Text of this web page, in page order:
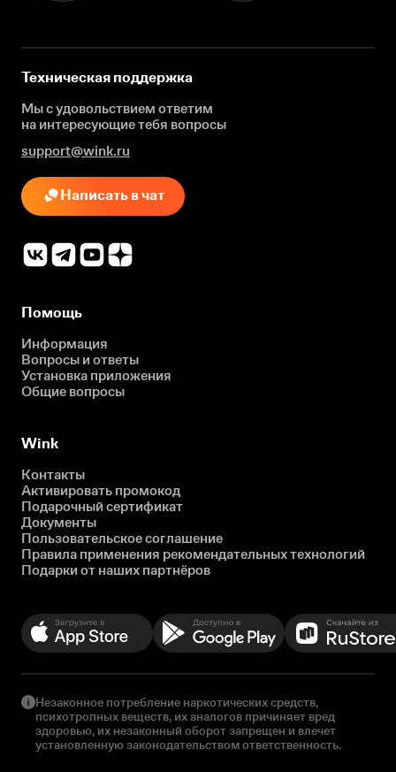
Техническая поддержка
Мы с удовольствием ответим
на интересующиетебя вопросы
support@wink.ru
Написать в чат
Помощь
Информация
Вопросы и ответы
Установка приложения
Общие вопросы
Wink
Контакты
Активировать промокод
Подарочный сертификат
Документы
Пользовательское соглашение
Правила применения рекомендательных технологий
Подарки от наших партнёров
Незаконное потребление наркотических средств,
психотропных веществ, их аналогов причиняет вред
здоровью, их незаконный оборот запрещен и влечет
установленную законодательством ответственность.